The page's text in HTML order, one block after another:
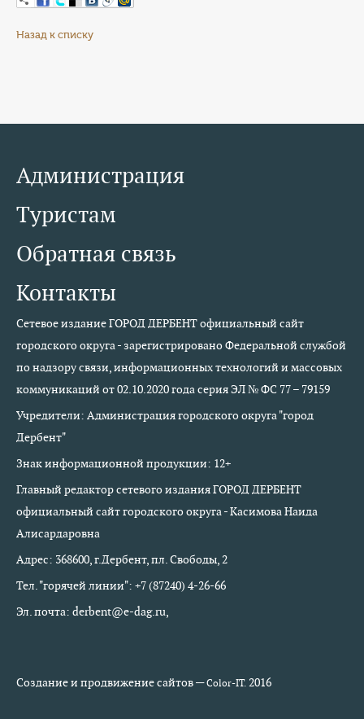
Назад к списку
Администрация
Туристам
Обратная связь
Контакты
Сетевое издание ГОРОД ДЕРБЕНТ официальный сайт
городского округа - зарегистрировано Федеральной службой
по надзору связи, информационных технологий и массовых
коммуникаций от 02.10.2020 года серия ЭЛ № ФС 77 – 79159
Учредители: Администрация городского округа "город
Дербент"
Знак информационной продукции: 12+
Главный редактор сетевого издания ГОРОД ДЕРБЕНТ
официальный сайт городского округа - Касимова Наида
Алисардаровна
Адрес: 368600, г.Дербент, пл. Свободы, 2
Тел. "горячей линии": +7 (87240) 4-26-66
Эл. почта: derbent@e-dag.ru,
Создание и продвижение сайтов —Color-IT.2016